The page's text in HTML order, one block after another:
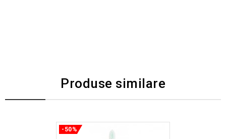
Produse similare
-50%